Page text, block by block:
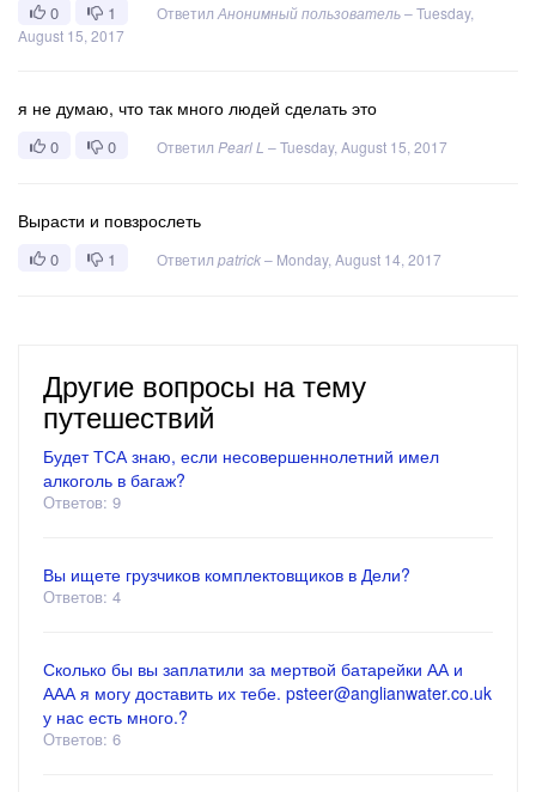
0 1 Ответил Анонимный пользователь–Tuesday,
August 15, 2017
я не думаю, что так много людей сделать это
0 0 Ответил Pearl L –Tuesday, August 15, 2017
Вырасти и повзрослеть
0 1 Ответил patrick– Monday, August 14, 2017
Другие вопросы на тему
путешествий
Будет ТСА знаю, если несовершеннолетний имел
алкоголь в багаж?
Ответов: 9
Вы ищете грузчиков комплектовщиков в Дели?
Ответов: 4
Сколько бы вы заплатили за мертвой батарейки АА и
ААА я могу доставить их тебе. psteer@anglianwater.co.uk
у нас есть много.?
Ответов: 6